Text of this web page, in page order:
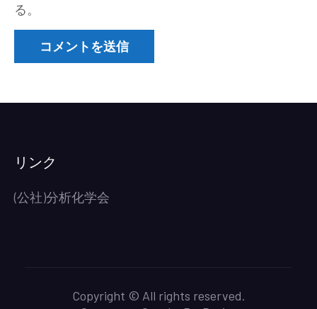
る。
リンク
(公社)分析化学会
Copyright © All rights reserved.